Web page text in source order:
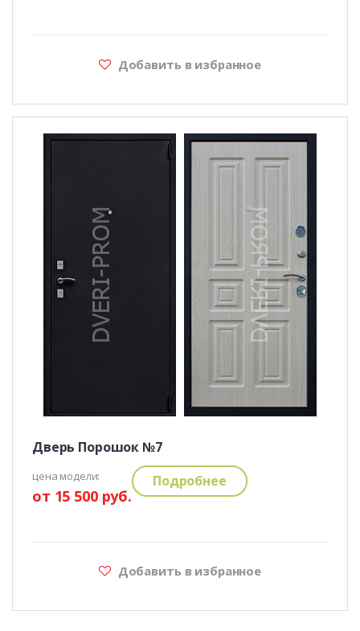
Добавить в избранное
Дверь Порошок №7
цена модели:
от 15 500 руб.
Подробнее
Добавить в избранное